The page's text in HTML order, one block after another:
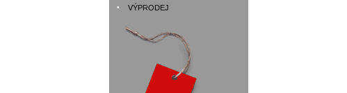
• VÝPRODEJ